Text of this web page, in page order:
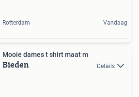
Rotterdam Vandaag
Mooie dames t shirt maat m
Bieden Details